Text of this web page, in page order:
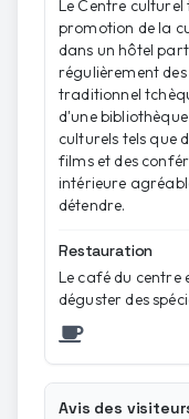
Le Centre culturel
promotion de la
dans un hôtel
régulièrement
traditionnel
d'une
culturels tels que
films et des
intérieure
détendre.
Restauration
Le café du centre
déguster des
Avis des